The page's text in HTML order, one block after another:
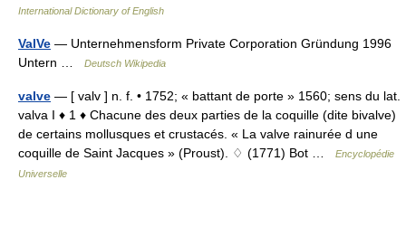
International Dictionary of English
ValVe — Unternehmensform Private Corporation Gründung 1996
Untern …
Deutsch Wikipedia
valve — [ valv ] n. f. • 1752; « battant de porte » 1560; sens du lat.
valva I ♦ 1 ♦ Chacune des deux parties de la coquille (dite bivalve)
de certains mollusques et crustacés. « La valve rainurée d une
coquille de Saint Jacques » (Proust). ♢ (1771) Bot …
Encyclopédie
Universelle